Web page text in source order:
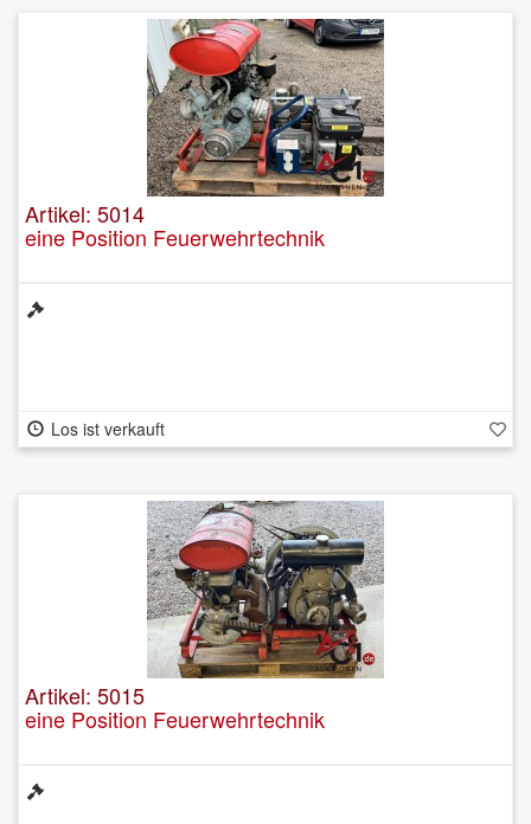
Artikel: 5014
eine Position Feuerwehrtechnik
Los ist verkauft
Artikel: 5015
eine Position Feuerwehrtechnik